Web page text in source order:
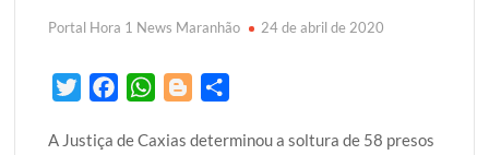
Portal Hora 1 News Maranhão 24 de abril de 2020
i
c
W
a
o
a
A Justiça de Caxias determinou a soltura de 58 presos